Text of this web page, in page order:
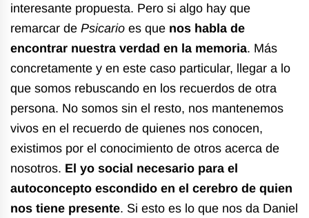
interesante propuesta. Pero si algo hay que
remarcar de Psicario es que nos habla de
encontrar nuestra verdad en la memoria. Más
concretamente y en este caso particular, llegar a lo
que somos rebuscando en los recuerdos de otra
persona. No somos sin el resto, nos mantenemos
vivos en el recuerdo de quienes nos conocen,
existimos por el conocimiento de otros acerca de
nosotros. El yo social necesario para el
autoconcepto escondido en el cerebro de quien
nos tiene presente. Si esto es lo que nos da Daniel